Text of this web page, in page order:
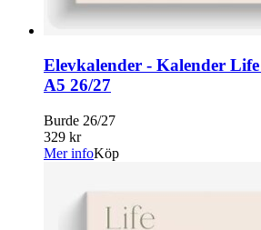
Elevkalender - Kalender
A5 26/27
Burde 26/27
329 kr
Mer infoKöp